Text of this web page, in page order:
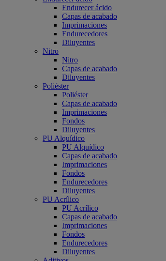
Endurecer ácido
Capas de acabado
Imprimaciones
Endurecedores
Diluyentes
Nitro
Nitro
Capas de acabado
Diluyentes
Poliéster
Poliéster
Capas de acabado
Imprimaciones
Fondos
Diluyentes
PU Alquídico
PU Alquídico
Capas de acabado
Imprimaciones
Fondos
Endurecedores
Diluyentes
PU Acrílico
PU Acrílico
Capas de acabado
Imprimaciones
Fondos
Endurecedores
Diluyentes